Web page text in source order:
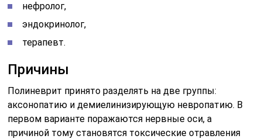
нефролог,
эндокринолог,
терапевт.
Причины
Полиневрит принято разделять на две группы:
аксонопатию и демиелинизирующую невропатию. В
первом варианте поражаются нервные оси, а
причиной тому становятся токсические отравления